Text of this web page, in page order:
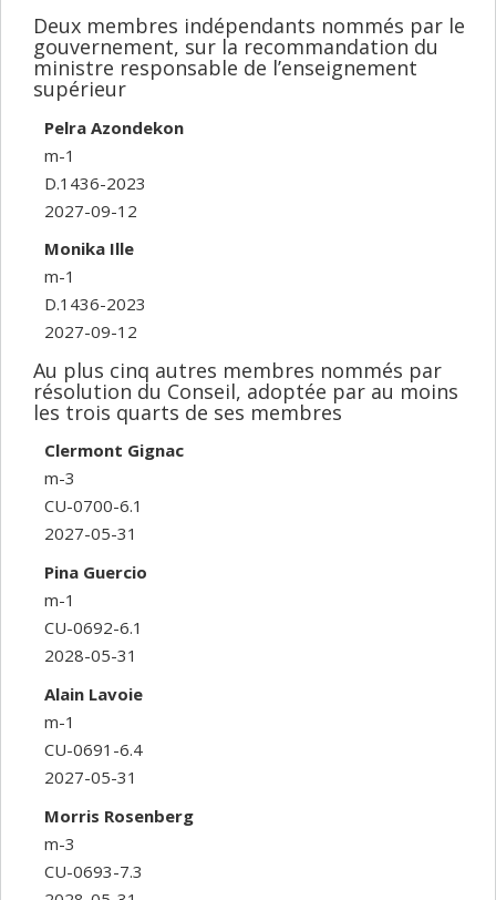
Deux membres indépendants nommés par le
gouvernement, sur la recommandation du
ministre responsable de l’enseignement
supérieur
Pelra Azondekon
m-1
D.1436-2023
2027-09-12
Monika Ille
m-1
D.1436-2023
2027-09-12
Au plus cinq autres membres nommés par
résolution du Conseil, adoptée par au moins
les trois quarts de ses membres
Clermont Gignac
m-3
CU-0700-6.1
2027-05-31
Pina Guercio
m-1
CU-0692-6.1
2028-05-31
Alain Lavoie
m-1
CU-0691-6.4
2027-05-31
Morris Rosenberg
m-3
CU-0693-7.3